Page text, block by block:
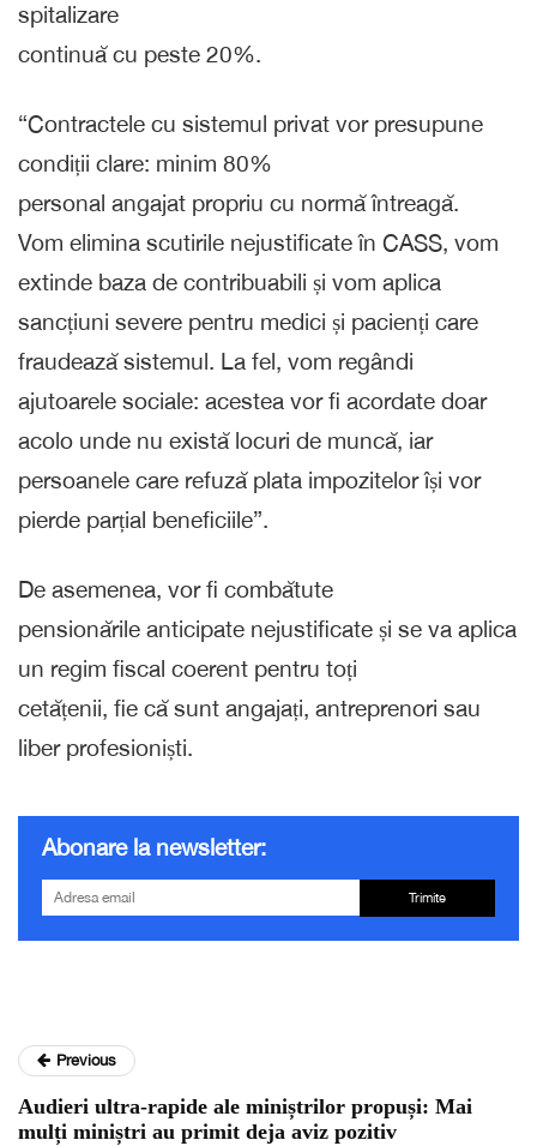
spitalizare
continuă cu peste 20%.
“Contractele cu sistemul privat vor presupune
condiții clare: minim 80%
personal angajat propriu cu normă întreagă.
Vom elimina scutirile nejustificate în CASS, vom
extinde baza de contribuabili și vom aplica
sancțiuni severe pentru medici și pacienți care
fraudează sistemul. La fel, vom regândi
ajutoarele sociale: acestea vor fi acordate doar
acolo unde nu există locuri de muncă, iar
persoanele care refuză plata impozitelor își vor
pierde parțial beneficiile”.
De asemenea, vor fi combătute
pensionările anticipate nejustificate și se va aplica
un regim fiscal coerent pentru toți
cetățenii, fie că sunt angajați, antreprenori sau
liber profesioniști.
Abonare la newsletter:
Trimite
Previous
Audieri ultra-rapide ale miniștrilor propuși: Mai
mulți miniștri au primit deja aviz pozitiv